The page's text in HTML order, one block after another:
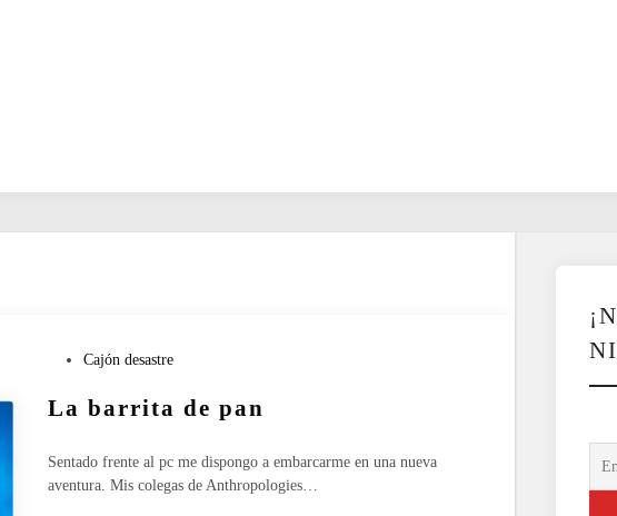
b
i
Cajón desastre
La barrita de pan
Sentado frente al pc me dispongo a embarcarme en una nueva
aventura. Mis colegas de Anthropologies…